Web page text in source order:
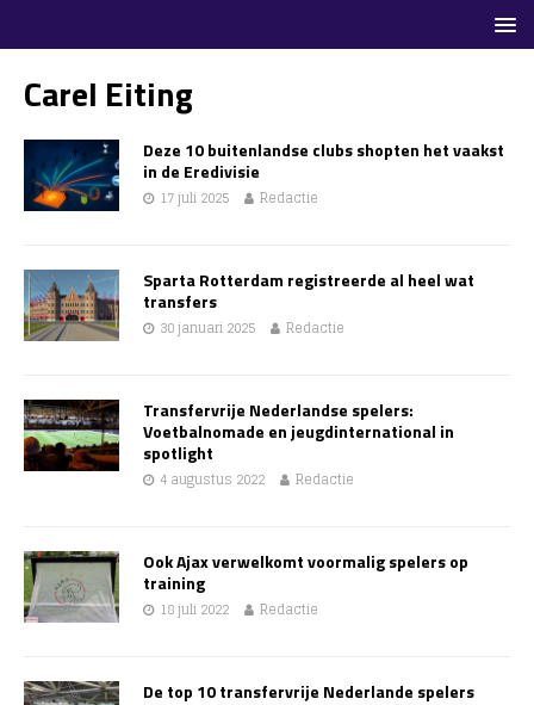
Carel Eiting
Deze 10 buitenlandse clubs shopten het vaakst
in de Eredivisie
17 juli 2025 Redactie
Sparta Rotterdam registreerde al heel wat
transfers
30 januari 2025 Redactie
Transfervrije Nederlandse spelers:
Voetbalnomade en jeugdinternational in
spotlight
4 augustus 2022 Redactie
Ook Ajax verwelkomt voormalig spelers op
training
18 juli 2022 Redactie
De top 10 transfervrije Nederlande spelers